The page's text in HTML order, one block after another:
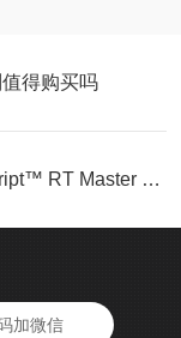
得购买吗
Takara RR047A（PrimeScript™ RT Master Mix）反转录步骤及其原理
加微信